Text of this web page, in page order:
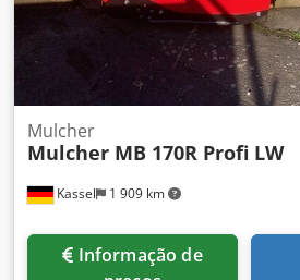
Kassel 1 909 km
Mulcher
Mulcher MB 170R Profi LW